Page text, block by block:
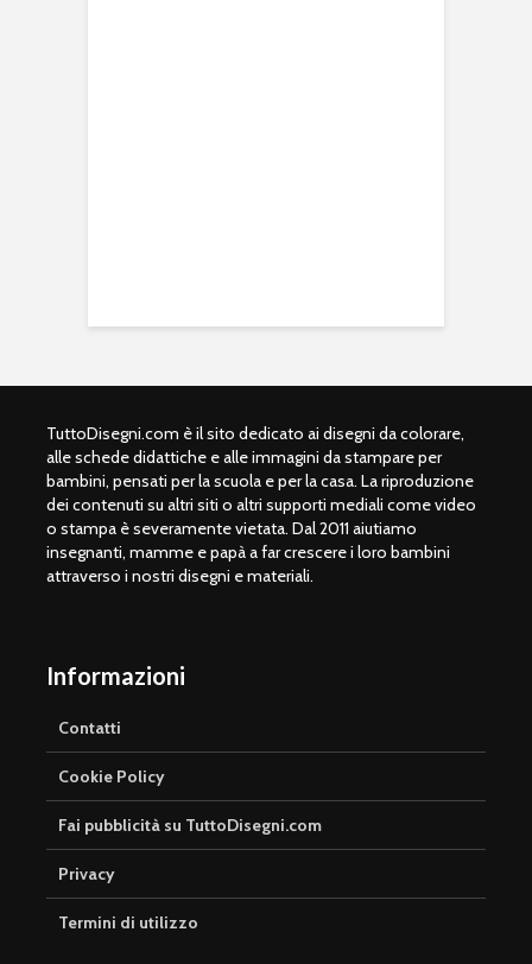
TuttoDisegni.com è il sito dedicato ai disegni da colorare,
alle schede didattiche e alle immagini da stampare per
bambini, pensati per la scuola e per la casa. La riproduzione
dei contenuti su altri siti o altri supporti mediali come video
o stampa è severamente vietata. Dal 2011 aiutiamo
insegnanti, mamme e papà a far crescere i loro bambini
attraverso i nostri disegni e materiali.
Informazioni
Contatti
Cookie Policy
Fai pubblicità su TuttoDisegni.com
Privacy
Termini di utilizzo